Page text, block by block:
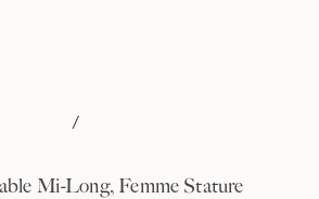
/
Mi-Long, Femme Stature